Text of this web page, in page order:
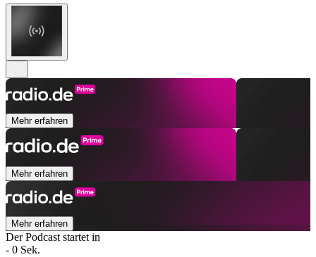
Mehr erfahren
Mehr erfahren
Mehr erfahren
Der Podcast startet in
- 0 Sek.